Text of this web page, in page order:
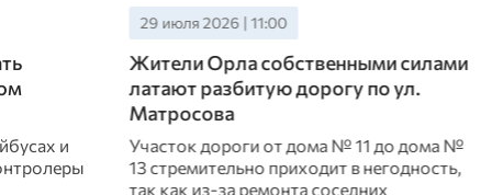
и
29 июля 2026 | 11:00
Жители Орла собственными силами
латают разбитую дорогу по ул.
Матросова
Участок дороги от дома № 11 до дома №
13 стремительно приходит в негодность,
так как из-за ремонта соседних